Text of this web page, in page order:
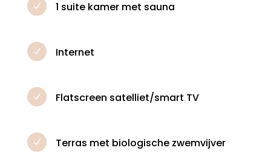
N 1 suite kamer met sauna
N Internet
N Flatscreen satelliet/smart TV
N Terras met biologische zwemvijver